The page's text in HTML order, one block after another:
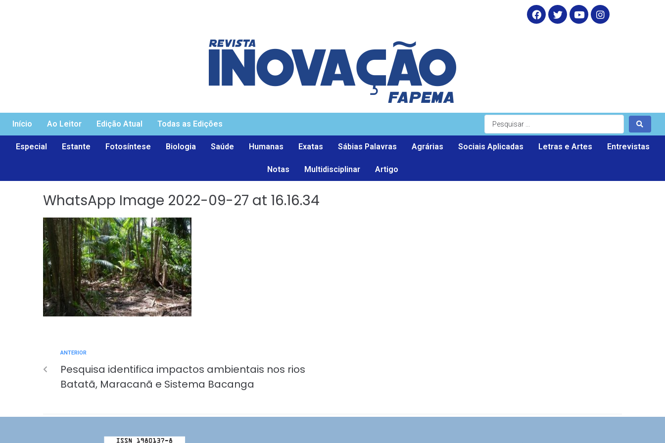
Início Ao Leitor Edição Atual Todas as Edições
Especial Estante Fotosíntese Biologia Saúde Humanas Exatas Sábias Palavras Agrárias Sociais Aplicadas Letras e Artes Entrevistas
Notas Multidisciplinar Artigo
WhatsApp Image 2022-09-27 at 16.16.34
ANTERIOR
Pesquisa identifica impactos ambientais nos rios
Batatã, Maracanã e Sistema Bacanga